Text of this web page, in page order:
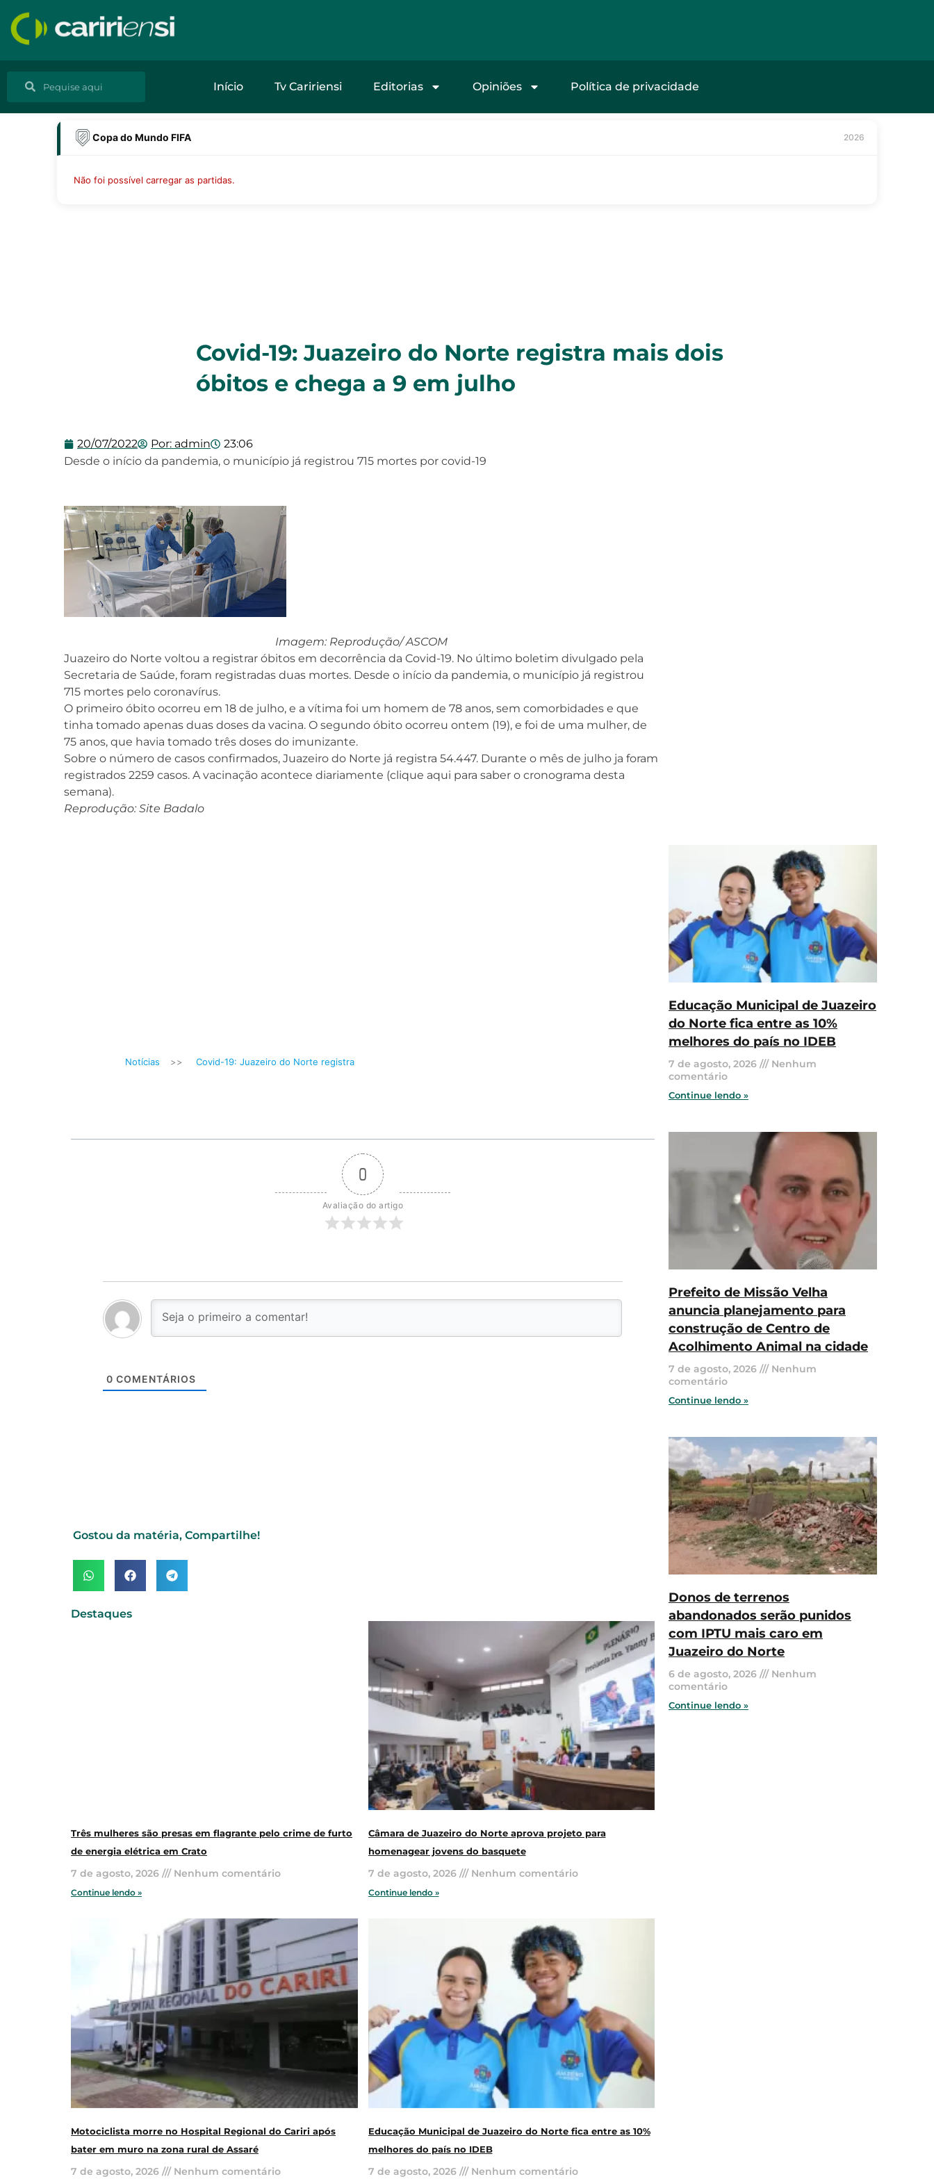
para
Pesquisar
Início Tv Caririensi Editorias Opiniões Política de privacidade
Copa do Mundo FIFA 2026
Não foi possível carregar as partidas.
Covid-19: Juazeiro do Norte registra mais dois
óbitos e chega a 9 em julho
20/07/2022 Por: admin
23:06
Desde o início da pandemia, o município já registrou 715 mortes por covid-19
Imagem: Reprodução/ ASCOM
Juazeiro do Norte voltou a registrar óbitos em decorrência da Covid-19. No último boletim divulgado pela
Secretaria de Saúde, foram registradas duas mortes. Desde o início da pandemia, o município já registrou
715 mortes pelo coronavírus.
O primeiro óbito ocorreu em 18 de julho, e a vítima foi um homem de 78 anos, sem comorbidades e que
tinha tomado apenas duas doses da vacina. O segundo óbito ocorreu ontem (19), e foi de uma mulher, de
75 anos, que havia tomado três doses do imunizante.
Sobre o número de casos confirmados, Juazeiro do Norte já registra 54.447. Durante o mês de julho ja foram
registrados 2259 casos. A vacinação acontece diariamente (clique aqui para saber o cronograma desta
semana).
Reprodução: Site Badalo
Notícias >> Covid-19: Juazeiro do Norte registra
0
Avaliação do artigo
0 COMENTÁRIOS
Gostou da matéria, Compartilhe!
Destaques
Três mulheres são presas em flagrante pelo crime de furto
de energia elétrica em Crato
7 de agosto, 2026 Nenhum comentário
Continue lendo »
Câmara de Juazeiro do Norte aprova projeto para
homenagear jovens do basquete
7 de agosto, 2026 Nenhum comentário
Continue lendo »
Motociclista morre no Hospital Regional do Cariri após
bater em muro na zona rural de Assaré
7 de agosto, 2026 Nenhum comentário
Educação Municipal de Juazeiro do Norte fica entre as 10%
melhores do país no IDEB
7 de agosto, 2026 Nenhum comentário
Educação Municipal de Juazeiro
do Norte fica entre as 10%
melhores do país no IDEB
7 de agosto, 2026
Nenhum
comentário
Continue lendo »
Prefeito de Missão Velha
anuncia planejamento para
construção de Centro de
Acolhimento Animal na cidade
7 de agosto, 2026
Nenhum
comentário
Continue lendo »
Donos de terrenos
abandonados serão punidos
com IPTU mais caro em
Juazeiro do Norte
6 de agosto, 2026
Nenhum
comentário
Continue lendo »